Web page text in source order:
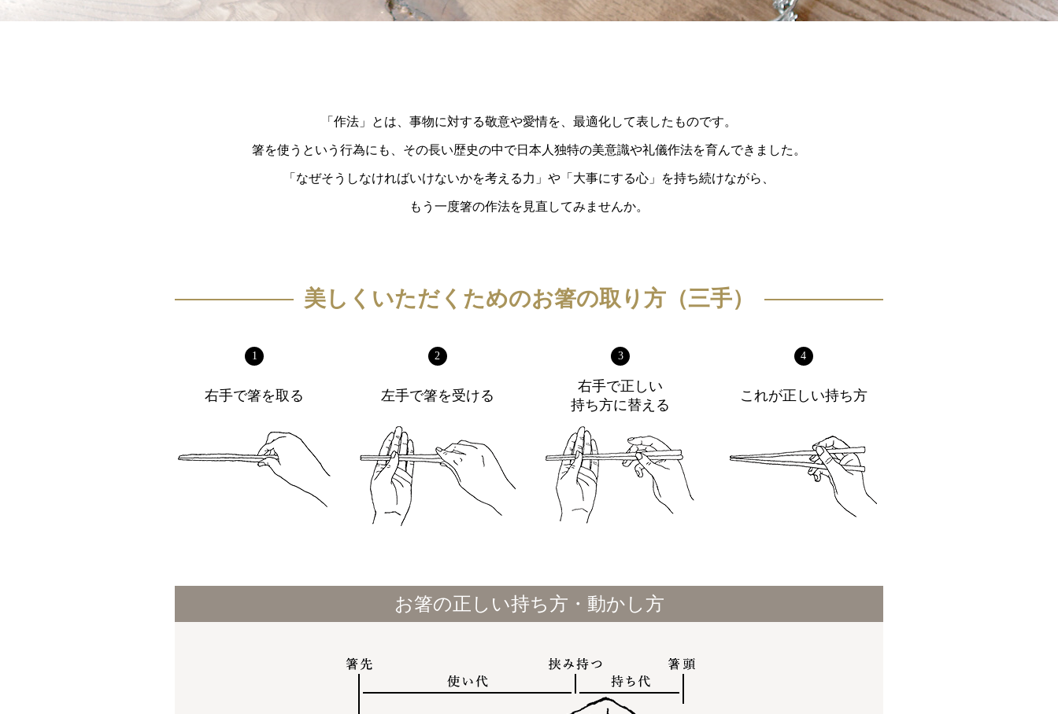
「作法」とは、事物に対する敬意や愛情を、最適化して表したものです。
箸を使うという行為にも、その長い歴史の中で日本人独特の美意識や礼儀作法を育んできました。
「なぜそうしなければいけないかを考える力」や「大事にする心」を持ち続けながら、
もう一度箸の作法を見直してみませんか。
美しくいただくためのお箸の取り方（三手）
1
右手で箸を取る
2
左手で箸を受ける
3
右手で正しい
持ち方に替える
4
これが正しい持ち方
お箸の正しい持ち方・動かし方